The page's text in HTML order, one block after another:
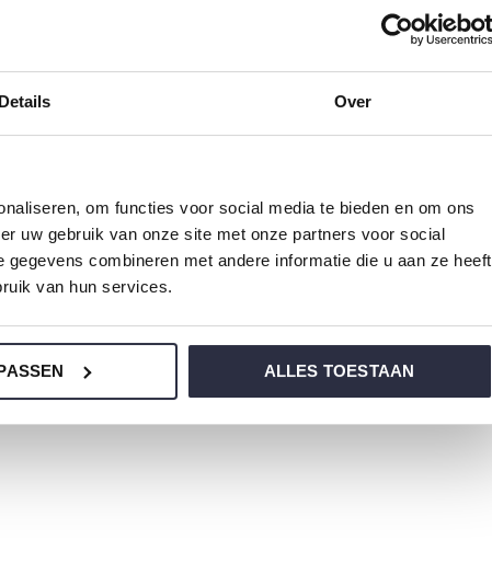
Details Over
om functies voor social media te bieden en om ons
uw gebruik van onze site met onze partners voor social
combineren met andere informatie die u aan ze heeft
van hun services.
ALLES TOESTAAN
een